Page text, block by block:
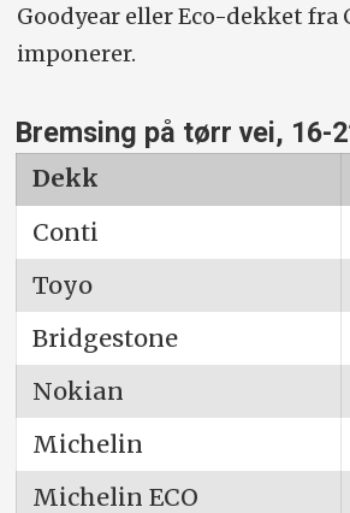
Goodyear eller Eco-dekket fra
imponerer.
Bremsing på tørr vei, 16-
Dekk
Conti
Toyo
Bridgestone
Nokian
Michelin
Michelin ECO